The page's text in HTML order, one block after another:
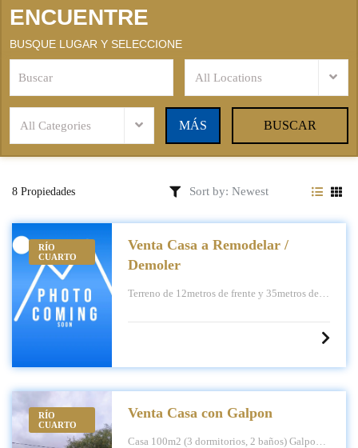
ENCUENTRE
BUSQUE LUGAR Y SELECCIONE
All Locations
All Categories MÁS BUSCAR
8 Propiedades
RÍO
CUARTO
Venta Casa a Remodelar /
Demoler
Terreno de 12metros de frente y 35metros de
RÍO
CUARTO
Venta Casa con Galpon
Casa 100m2 (3 dormitorios, 2 baños) Galpon